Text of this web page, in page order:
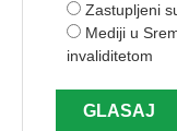
Zastupljeni
Mediji u
invaliditetom
GLASAJ